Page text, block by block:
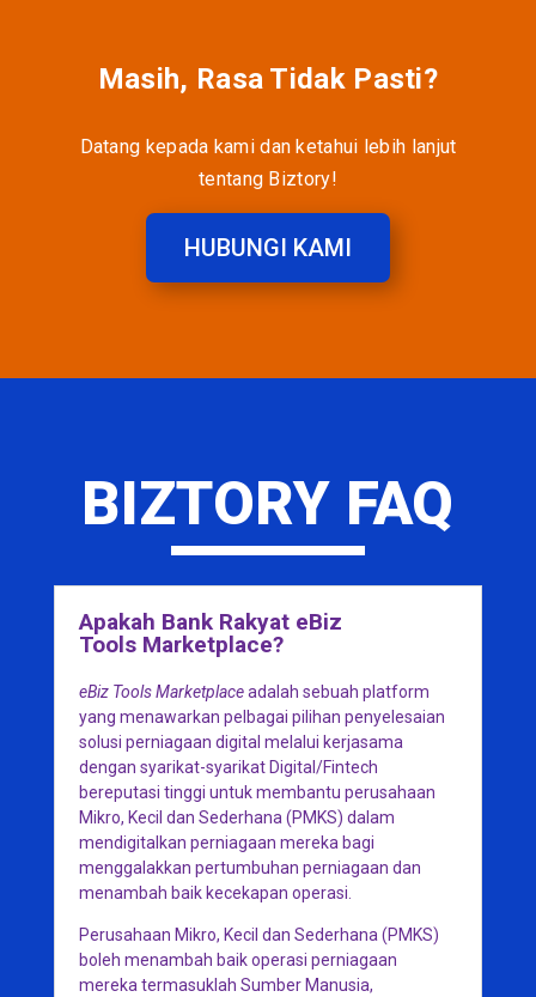
Masih, Rasa Tidak Pasti?
Datang kepada kami dan ketahui lebih lanjut
tentang Biztory!
HUBUNGI KAMI
BIZTORY FAQ
Apakah Bank Rakyat eBiz
Tools Marketplace?
eBiz Tools Marketplaceadalah sebuah platform
yang menawarkan pelbagai pilihan penyelesaian
solusi perniagaan digital melalui kerjasama
dengan syarikat-syarikat Digital/Fintech
bereputasi tinggi untuk membantu perusahaan
Mikro, Kecil dan Sederhana (PMKS) dalam
mendigitalkan perniagaan mereka bagi
menggalakkan pertumbuhan perniagaan dan
menambah baik kecekapan operasi.
Perusahaan Mikro, Kecil dan Sederhana (PMKS)
boleh menambah baik operasi perniagaan
mereka termasuklah Sumber Manusia,